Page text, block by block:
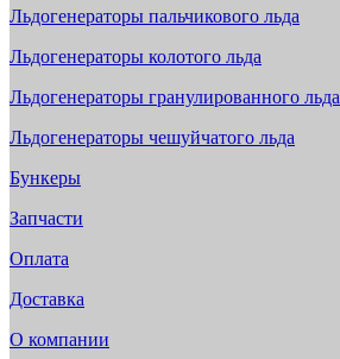
Льдогенераторы пальчикового льда
Льдогенераторы колотого льда
Льдогенераторы гранулированного льда
Льдогенераторы чешуйчатого льда
Бункеры
Запчасти
Оплата
Доставка
О компании